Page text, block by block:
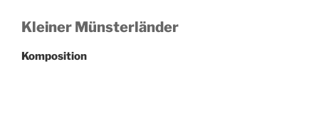
Kleiner Münsterländer
Komposition